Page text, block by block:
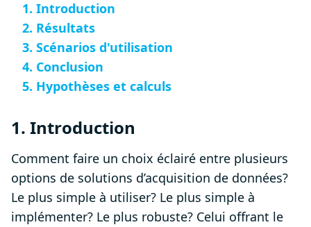
1. Introduction
2. Résultats
3. Scénarios d'utilisation
4. Conclusion
5. Hypothèses et calculs
1. Introduction
Comment faire un choix éclairé entre plusieurs
options de solutions d’acquisition de données?
Le plus simple à utiliser? Le plus simple à
implémenter? Le plus robuste? Celui offrant le